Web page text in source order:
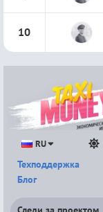
10
RU
Техподдержка
Блог